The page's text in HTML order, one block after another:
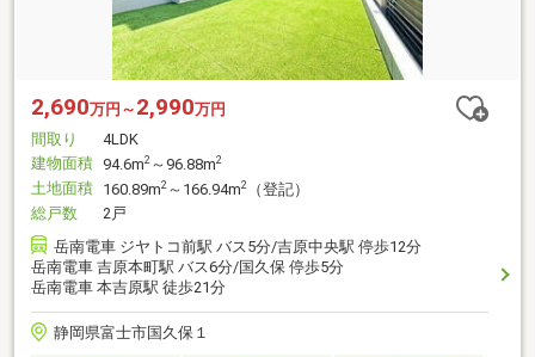
2,690万円～ 2,990万円
間取り
4LDK
建物面積 94.6m2 ～96.88m2
土地面積 160.89m2 ～166.94m2
（登記）
総戸数
2戸
岳南電車 ジヤトコ前駅 バス5分/吉原中央駅 停歩12分
岳南電車 吉原本町駅 バス6分/国久保 停歩5分
岳南電車 本吉原駅 徒歩21分
静岡県富士市国久保１